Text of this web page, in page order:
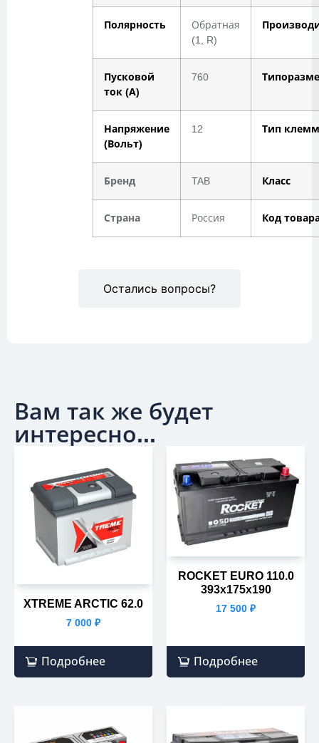
Остались вопросы?
Полярность
Обратная
(1, R)
Пусковой
ток (А)
760
Напряжение
(Вольт)
12 Тип клемм
Бренд TAB Класс
Страна Россия Код
Вам так же будет
интересно...
XTREME ARCTIC 62.0
7 000 ₽
Подробнее
ROCKET EURO 110.0
393х175х190
17 500 ₽
Подробнее